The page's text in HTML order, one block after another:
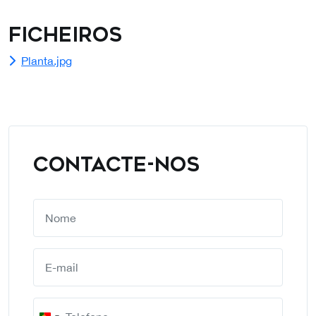
Ficheiros
Planta.jpg
CONTACTE-NOS